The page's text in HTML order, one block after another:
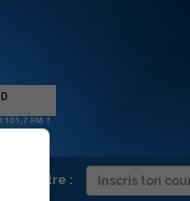
infolettre :